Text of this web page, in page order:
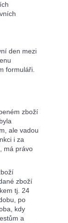
den mezi
formuláři.
zboží
ale vadou
i za
má právo
zboží
tj. 24
po
kdy
a